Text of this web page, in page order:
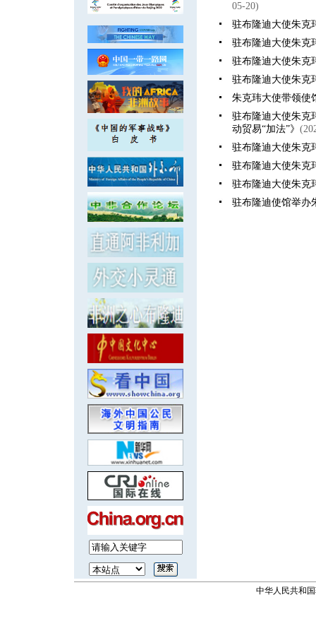
05-20)
驻布隆迪大使朱克
驻布隆迪大使朱克
驻布隆迪大使朱克
驻布隆迪大使朱克
朱克玮大使带领使
驻布隆迪大使朱克
动贸易“加法”》
驻布隆迪大使朱克
驻布隆迪大使朱克
驻布隆迪大使朱克
驻布隆迪使馆举办
中华人民共和